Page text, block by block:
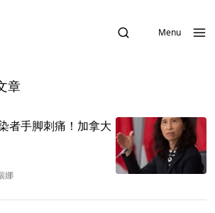
Menu
章
者手脚刺痛！加拿大
娜